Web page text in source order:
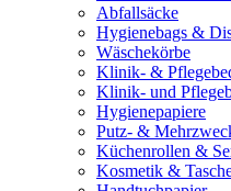
Abfallsäcke
Hygienebags &
Wäschekörbe
Klinik- &
Klinik- und
Hygienepapiere
Putz- &
Küchenrollen &
Kosmetik &